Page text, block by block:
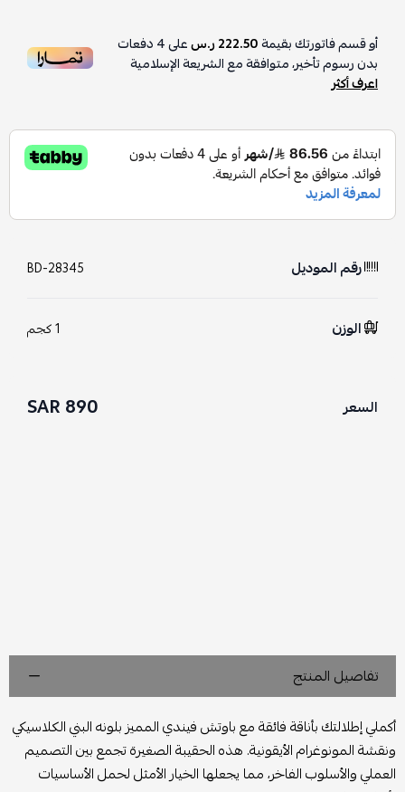
أو قسم فاتورتك بقيمة222.50 ر.س على4دفعات
بدون رسوم تأخير، متوافقة مع الشريعة الإسلامية
اعرف أكثر
رقم الموديل BD-28345
الوزن 1 كجم
السعر 890 SAR
تفاصيل المنتج
أكملي إطلالتك بأناقة فائقة مع باوتش فيندي المميز بلونه البني الكلاسيكي
ونقشة المونوغرام الأيقونية. هذه الحقيبة الصغيرة تجمع بين التصميم
العملي والأسلوب الفاخر، مما يجعلها الخيار الأمثل لحمل الأساسيات